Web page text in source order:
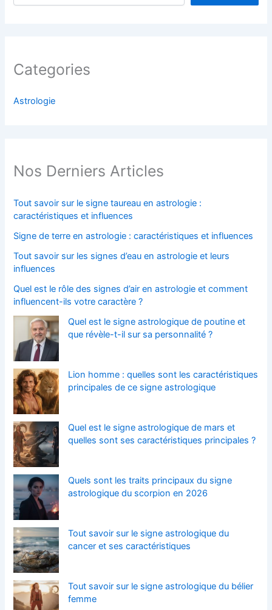
Categories
Astrologie
Nos Derniers Articles
Tout savoir sur le signe taureau en astrologie :
caractéristiques et influences
Signe de terre en astrologie : caractéristiques et influences
Tout savoir sur les signes d’eau en astrologie et leurs
influences
Quel est le rôle des signes d’air en astrologie et comment
influencent-ils votre caractère ?
Quel est le signe astrologique de poutine et
que révèle-t-il sur sa personnalité ?
Lion homme : quelles sont les caractéristiques
principales de ce signe astrologique
Quel est le signe astrologique de mars et
quelles sont ses caractéristiques principales ?
Quels sont les traits principaux du signe
astrologique du scorpion en 2026
Tout savoir sur le signe astrologique du
cancer et ses caractéristiques
Tout savoir sur le signe astrologique du bélier
femme